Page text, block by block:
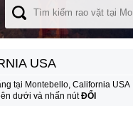
USA
tại Montebello, California USA
dưới và nhấn nútĐỔI